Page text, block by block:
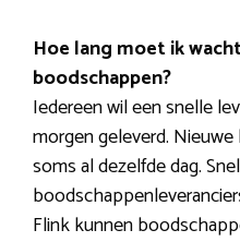
Hoe lang moet ik
boodschappen?
Iedereen wil een snelle
morgen geleverd.
soms al dezelfde dag.
Flink kunnen